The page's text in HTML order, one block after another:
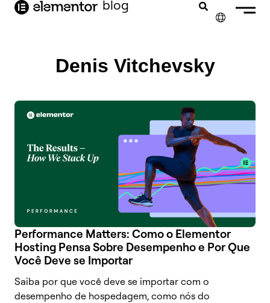
conteúdo
blog
FRANÇAIS
NEDERLANDS
DEUTSCH
ESPAÑOL
ITALIANO
Denis Vitchevsky
Performance Matters: Como o Elementor
Hosting Pensa Sobre Desempenho e Por Que
Você Deve se Importar
Saiba por que você deve se importar com o
desempenho de hospedagem, como nós do